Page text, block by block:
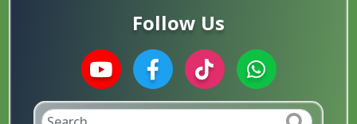
Follow Us